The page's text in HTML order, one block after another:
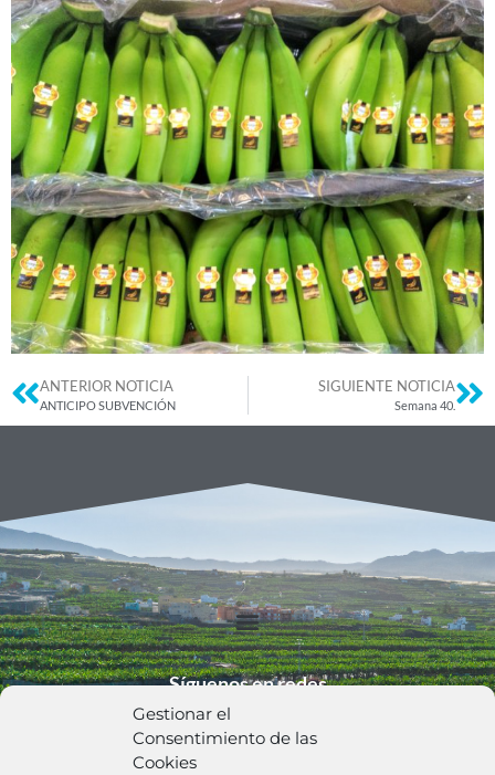
Gestionar el
Consentimiento de las
Cookies
ANTERIOR NOTICIA
ANTICIPO SUBVENCIÓN
SIGUIENTE NOTICIA
Semana 40.
Síguenos en redes